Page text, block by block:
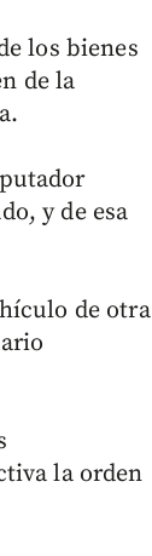
los bienes
de la
y de esa
de otra
la orden